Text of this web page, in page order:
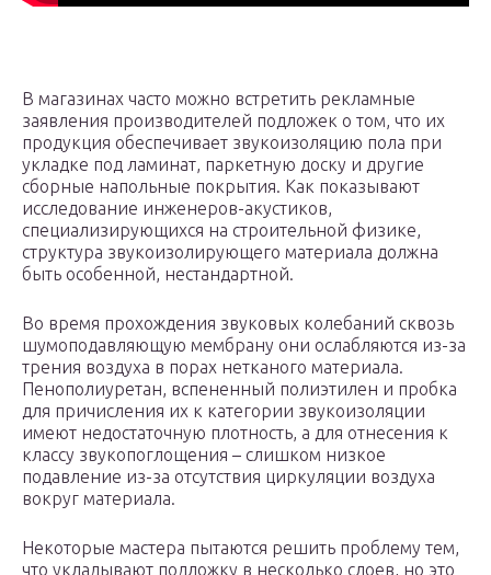
В магазинах часто можно встретить рекламные
заявления производителей подложек о том, что их
продукция обеспечивает звукоизоляцию пола при
укладке под ламинат, паркетную доску и другие
сборные напольные покрытия. Как показывают
исследование инженеров-акустиков,
специализирующихся на строительной физике,
структура звукоизолирующего материала должна
быть особенной, нестандартной.
Во время прохождения звуковых колебаний сквозь
шумоподавляющую мембрану они ослабляются из-за
трения воздуха в порах нетканого материала.
Пенополиуретан, вспененный полиэтилен и пробка
для причисления их к категории звукоизоляции
имеют недостаточную плотность, а для отнесения к
классу звукопоглощения – слишком низкое
подавление из-за отсутствия циркуляции воздуха
вокруг материала.
Некоторые мастера пытаются решить проблему тем,
что укладывают подложку в несколько слоев, но это